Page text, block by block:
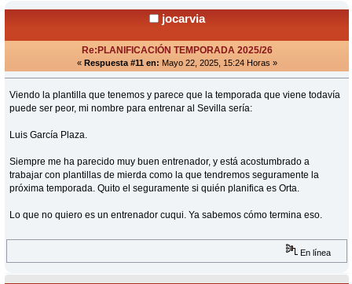
jocarvia
Re:PLANIFICACIÓN TEMPORADA 2025/26
« Respuesta #11 en: Mayo 22, 2025, 15:24 Horas »
Viendo la plantilla que tenemos y parece que la temporada que viene todavía
puede ser peor, mi nombre para entrenar al Sevilla sería:
Luis García Plaza.
Siempre me ha parecido muy buen entrenador, y está acostumbrado a
trabajar con plantillas de mierda como la que tendremos seguramente la
próxima temporada. Quito el seguramente si quién planifica es Orta.
Lo que no quiero es un entrenador cuqui. Ya sabemos cómo termina eso.
En línea